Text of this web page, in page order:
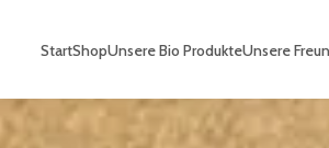
StartShopUnsere Bio ProdukteUnsere